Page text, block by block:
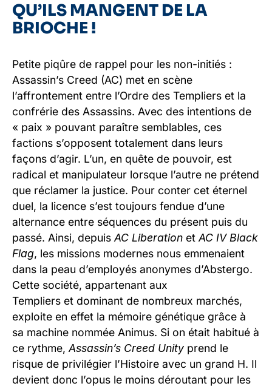
QU’ILS MANGENT DE LA
BRIOCHE !
Petite piqûre de rappel pour les non-initiés :
Assassin’s Creed (AC) met en scène
l’affrontement entre l’Ordre des Templiers et la
confrérie des Assassins. Avec des intentions de
« paix » pouvant paraître semblables, ces
factions s’opposent totalement dans leurs
façons d’agir. L’un, en quête de pouvoir, est
radical et manipulateur lorsque l’autre ne prétend
que réclamer la justice. Pour conter cet éternel
duel, la licence s’est toujours fendue d’une
alternance entre séquences du présent puis du
passé. Ainsi, depuis AC Liberation et AC IV Black
Flag, les missions modernes nous emmenaient
dans la peau d’employés anonymes d’Abstergo.
Cette société, appartenant aux
Templiers et dominant de nombreux marchés,
exploite en effet la mémoire génétique grâce à
sa machine nommée Animus. Si on était habitué à
ce rythme, Assassin’s Creed Unity prend le
risque de privilégier l’Histoire avec un grand H. Il
devient donc l’opus le moins déroutant pour les